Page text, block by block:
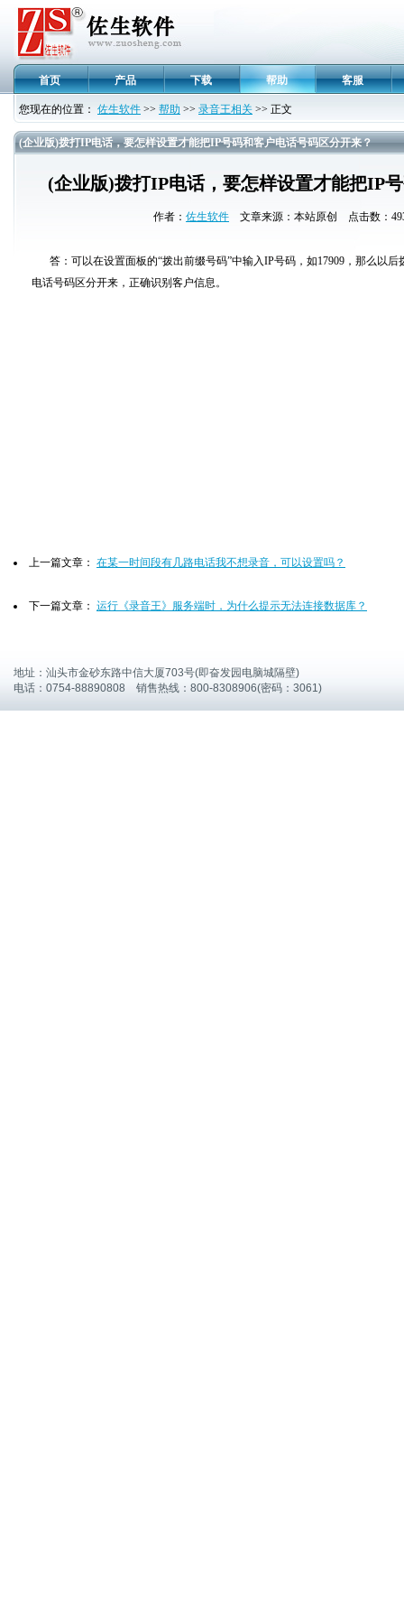
首页 产品 下载 帮助 客服
您现在的位置： 佐生软件 >> 帮助 >> 录音王相关 >> 正文
(企业版)拨打IP电话，要怎样设置才能把IP号码和客户电话号码区分开来？
(企业版)拨打IP电话，要怎样设置才能把IP
作者： 佐生软件 文章来源：本站原创 点击数：
答：可以在设置面板的“拨出前缀号码”中输入IP号码，如17909，那么以
电话号码区分开来，正确识别客户信息。
上一篇文章： 在某一时间段有几路电话我不想录音，可以设置吗？
下一篇文章： 运行《录音王》服务端时，为什么提示无法连接数据库？
地址：汕头市金砂东路中信大厦703号(即奋发园电脑城隔壁)
电话：0754-88890808 销售热线：800-8308906(密码：3061)